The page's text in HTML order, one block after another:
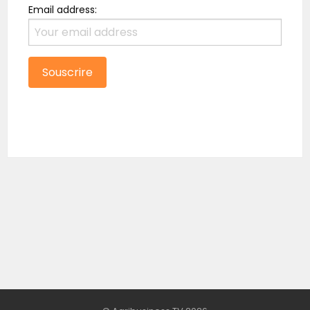
Email address: